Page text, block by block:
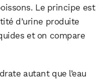
Le principe est
d’urine produite
et on compare
autant que l’eau